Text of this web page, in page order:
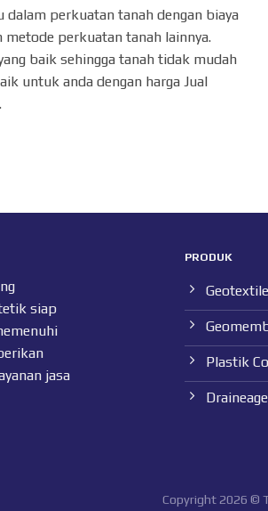
perkuatan tanah dengan biaya
perkuatan tanah lainnya.
baik sehingga tanah tidak mudah
untuk anda dengan harga Jual
siap
jasa
PRODUK
Geotextile
Plastik
Copyright 2026 ©